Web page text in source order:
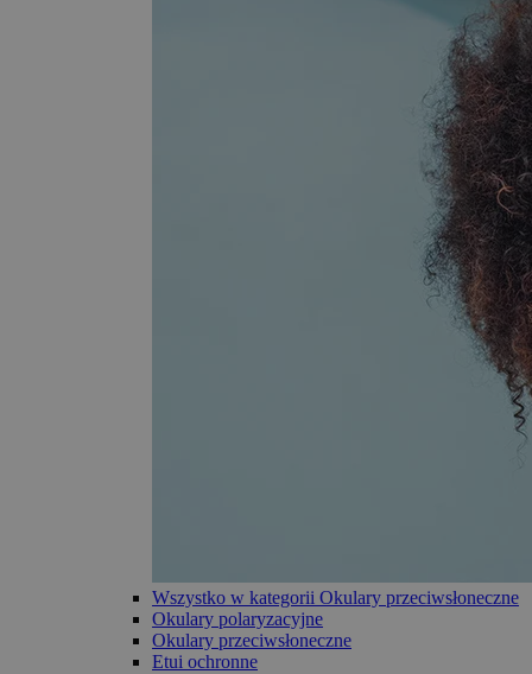
Wszystko w kategorii Okulary przeciwsłoneczne
Okulary polaryzacyjne
Okulary przeciwsłoneczne
Etui ochronne